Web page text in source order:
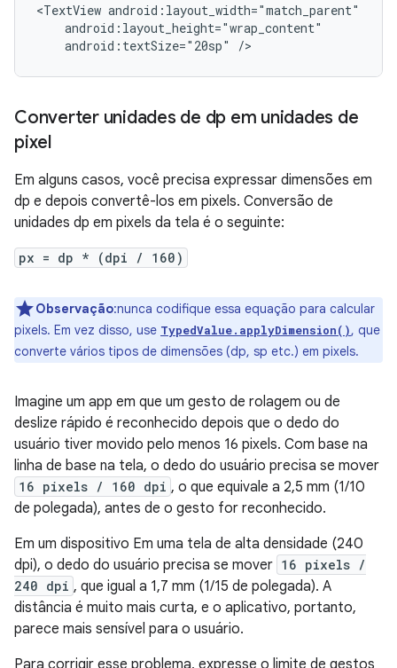
<TextView
android:textSize="20sp"
/>
Converter unidades de dp em unidades de
pixel
Em alguns casos, você precisa expressar dimensões em
dp e depois convertê-los em pixels. Conversão de
unidades dp em pixels da tela é o seguinte:
px = dp * (dpi / 160)
Observação:nunca codifique essa equação para calcular
pixels. Em vez disso, use TypedValue.applyDimension(), que
converte vários tipos de dimensões (dp, sp etc.) em pixels.
Imagine um app em que um gesto de rolagem ou de
deslize rápido é reconhecido depois que o dedo do
usuário tiver movido pelo menos 16 pixels. Com base na
linha de base na tela, o dedo do usuário precisa se mover
16 pixels / 160 dpi , o que equivale a 2,5 mm (1/10
de polegada), antes de o gesto for reconhecido.
Em um dispositivo Em uma tela de alta densidade (240
dpi), o dedo do usuário precisa se mover 16 pixels /
240 dpi , que igual a 1,7 mm (1/15 de polegada). A
distância é muito mais curta, e o aplicativo, portanto,
parece mais sensível para o usuário.
Para corrigir esse problema, expresse o limite de gestos